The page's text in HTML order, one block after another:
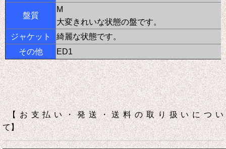
盤質
M
大変きれいな状態の盤です。
ジャケット
綺麗な状態です。
その他
ED1
【お支払い・発送・送料の取り扱いについ
て】